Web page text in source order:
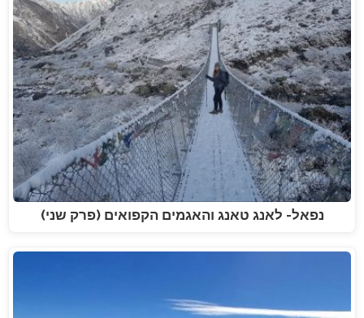
נפאל- לאנג טאנג והאגמים הקפואים (פרק שני)